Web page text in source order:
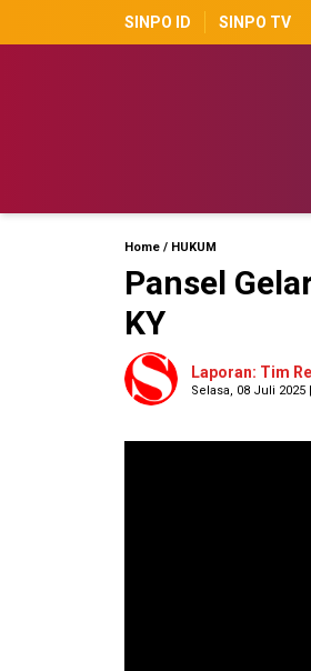
SINPO ID SINPO TV
Home / HUKUM
Pansel
KY
Laporan: Tim
Selasa, 08 Juli 2025